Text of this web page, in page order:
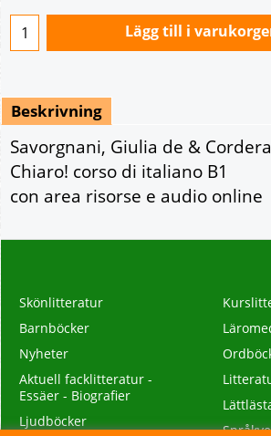
Lägg till i
Beskrivning
Savorgnani, Giulia de &
Chiaro! corso di italiano B1
con area risorse e audio online
Skönlitteratur
Barnböcker
Nyheter
Aktuell facklitteratur -
Essäer - Biografier
Ljudböcker